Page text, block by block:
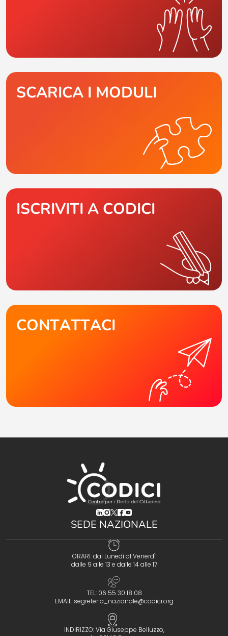
SCARICA I MODULI
ISCRIVITI A CODICI
CONTATTACI
(opens in a new tab)
(opens in a new tab)
(opens in a new tab)
(opens in a new tab)
(opens in a new tab)
SEDE NAZIONALE
ORARI: dal Lunedì al Venerdì
dalle 9 alle 13 e dalle 14 alle 17
TEL: 06 55 30 18 08
EMAIL: segreteria_nazionale@codici.org
INDIRIZZO: Via Giuseppe Belluzzo,